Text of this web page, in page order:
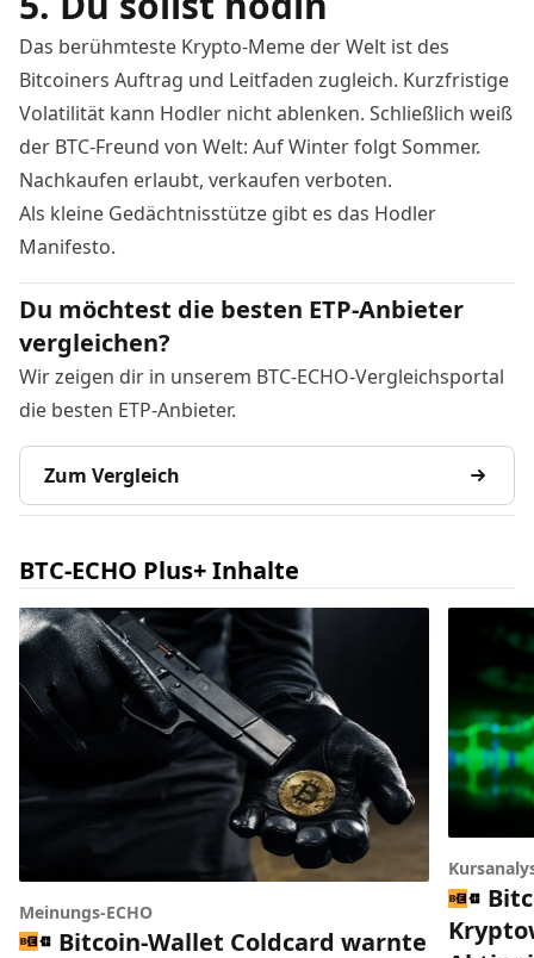
Das berühmteste Krypto-Meme der Welt ist des
Bitcoiners Auftrag und Leitfaden zugleich. Kurzfristige
Volatilität kann Hodler nicht ablenken. Schließlich weiß
der BTC-Freund von Welt: Auf Winter folgt Sommer.
Nachkaufen erlaubt, verkaufen verboten.
Als kleine Gedächtnisstütze gibt es das Hodler
Manifesto.
Du möchtest die besten ETP-Anbieter
vergleichen?
Wir zeigen dir in unserem BTC-ECHO-Vergleichsportal
die besten ETP-Anbieter.
Zum Vergleich
BTC-ECHO Plus+ Inhalte
Meinungs-ECHO
Bitcoin-Wallet Coldcard warnte